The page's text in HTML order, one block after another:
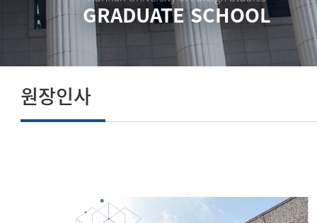
GRADUATE SCHOOL
원장인사